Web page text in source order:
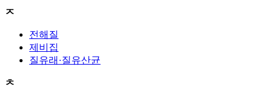
ㅈ
전해질
제비집
질유래·질유산균
ㅊ